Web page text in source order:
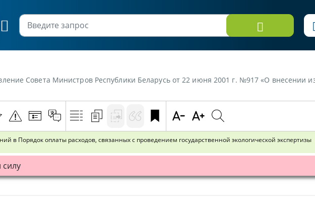
Совета Министров Республики Беларусь от 22 июня 2001 г. №917 «О внесении изменений в Порядок оплаты расходов,
в Порядок оплаты расходов, связанных с проведением государственной экологической экспертизы
силу